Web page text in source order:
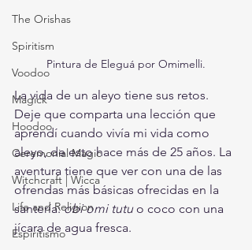
The Orishas
Spiritism
Voodoo
Magick
Hoodoo
Ceremonial Magic
Witchcraft | Wicca
Life and Religion
Espiritismo
Pintura de Eleguá por Omimelli.
La vida de un aleyo tiene sus retos.
Deje que comparta una lección que
aprendí cuando vivía mi vida como
aleyo, de esto hace más de 25 años. La
aventura tiene que ver con una de las
ofrendas más básicas ofrecidas en la
santería: obi omi tutu o coco con una
jícara de agua fresca.